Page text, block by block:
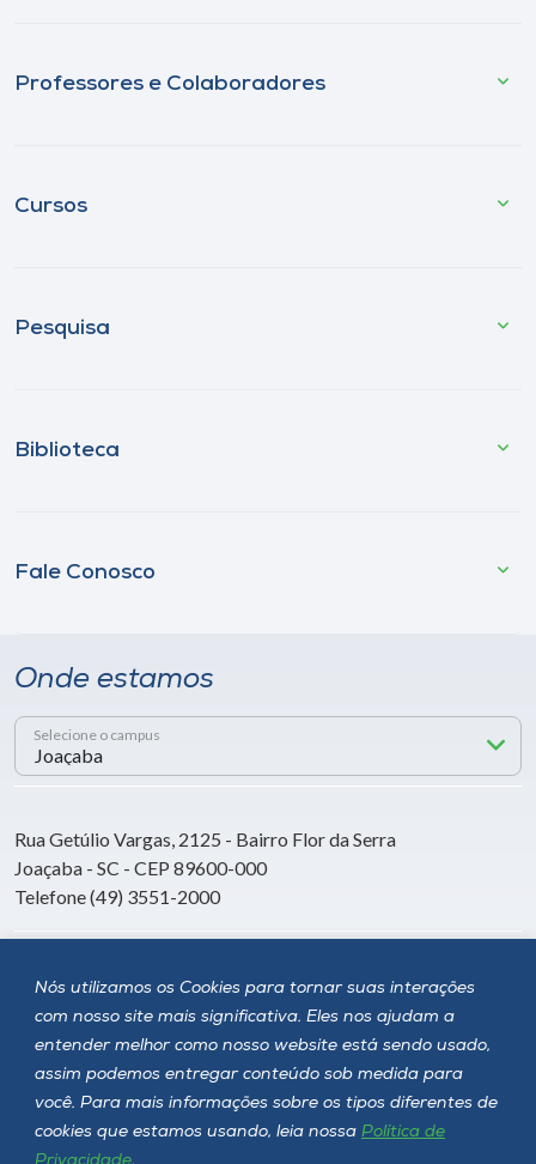
Nós utilizamos os Cookies para tornar suas interações
com nosso site mais significativa. Eles nos ajudam a
entender melhor como nosso website está sendo usado,
assim podemos entregar conteúdo sob medida para
você. Para mais informações sobre os tipos diferentes de
cookies que estamos usando, leia nossa Política de
Privacidade.
Professores e Colaboradores
Cursos
Pesquisa
Biblioteca
Fale Conosco
Onde estamos
Selecione o campus
Rua Getúlio Vargas, 2125 - Bairro Flor da Serra
Joaçaba - SC - CEP 89600-000
Telefone (49) 3551-2000
Siga a Unoesc